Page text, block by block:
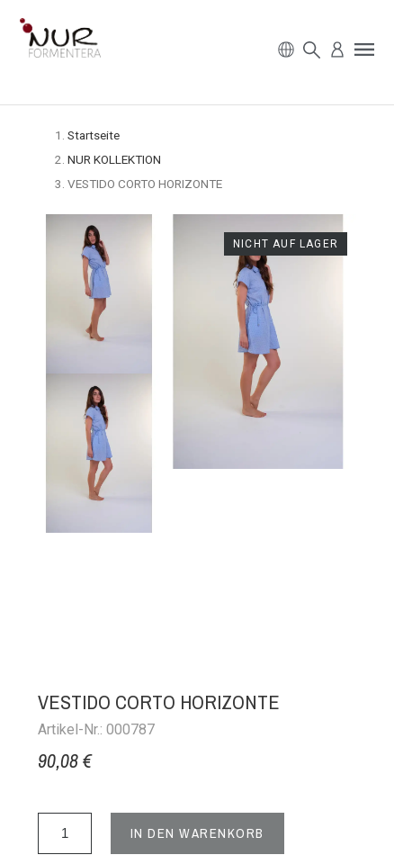
Startseite
NUR KOLLEKTION
VESTIDO CORTO HORIZONTE
NICHT AUF LAGER
VESTIDO CORTO HORIZONTE
Artikel-Nr.: 000787
90,08 €
IN DEN WARENKORB